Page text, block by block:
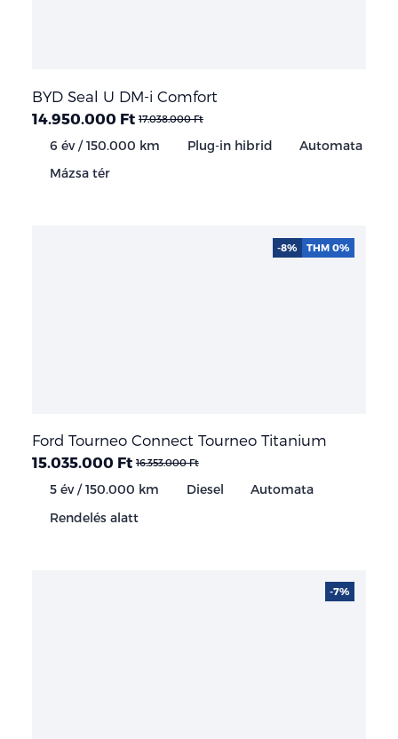
BYD Seal U DM-i Comfort
14.950.000 Ft 17.038.000 Ft
6 év / 150.000 km Plug-in hibrid
Automata
Mázsa tér
Ford Tourneo Connect Tourneo Titanium
15.035.000 Ft 16.353.000 Ft
5 év / 150.000 km Diesel
Automata
Rendelés alatt
-8% THM 0%
-7%